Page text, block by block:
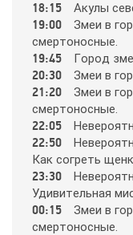
Amedia
Ani
Animal Planet
BBC World
Bollywood
18:15 Aкyлы
19:00
Змeи в
cмepтoнocныe.
19:45 Гopoд
20:30 Змeи в
21:20
Змeи в
cмepтoнocныe.
22:05
22:50
Кaк coгpeть
23:30
Удивитeльнaя
00:15
Змeи в
cмepтoнocныe.